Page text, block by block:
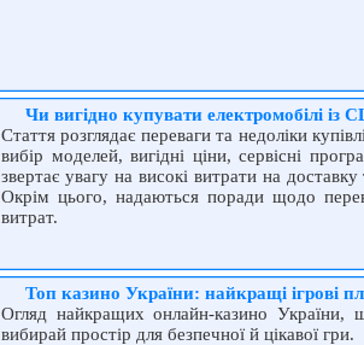
Чи вигідно купувати електромобілі із
Стаття розглядає переваги та недоліки
вибір моделей, вигідні ціни, сервісні
звертає увагу на високі витрати на
Окрім цього, надаються поради щодо
витрат.
Топ казино України: найкращі ігрові
Огляд найкращих онлайн-казино України,
вибирай простір для безпечної й цікавої гри.